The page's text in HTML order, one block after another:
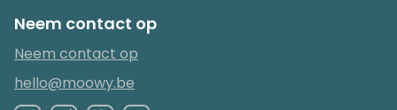
Neem contact op
Neem contact op
hello@moowy.be